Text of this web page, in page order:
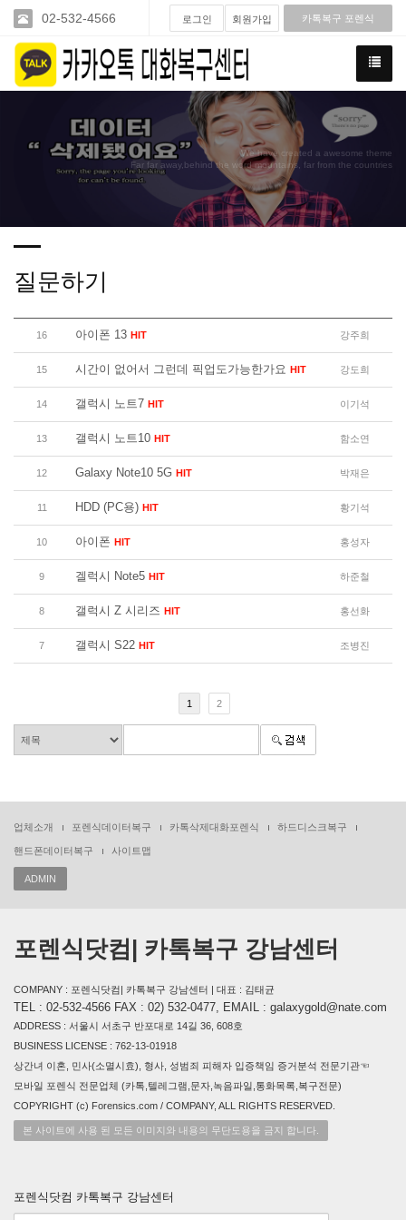
02-532-4566 로그인 회원가입 카톡복구 포렌식
We have created a awesome theme
Far far away,behind the word mountains, far from the countries
질문하기
16 아이폰 13 HIT 강주희
15 시간이 없어서 그런데 픽업도가능한가요 HIT 강도희
14 갤럭시 노트7 HIT 이기석
13 갤럭시 노트10 HIT 함소연
12 Galaxy Note10 5G HIT 박재은
11 HDD (PC용) HIT 황기석
10 아이폰 HIT 홍성자
9 겔럭시 Note5 HIT 하준철
8 갤럭시 Z 시리즈 HIT 홍선화
7 갤럭시 S22 HIT 조병진
1 2
업체소개 포렌식데이터복구 카톡삭제대화포렌식 하드디스크복구
핸드폰데이터복구 사이트맵
ADMIN
포렌식닷컴| 카톡복구 강남센터
COMPANY : 포렌식닷컴| 카톡복구 강남센터 | 대표 : 김태균
TEL : 02-532-4566 FAX : 02) 532-0477, EMAIL : galaxygold@nate.com
ADDRESS : 서울시 서초구 반포대로 14길 36, 608호
BUSINESS LICENSE : 762-13-01918
상간녀 이혼, 민사(소멸시효), 형사, 성범죄 피해자 입증책임 증거분석 전문기관☜
모바일 포렌식 전문업체 (카톡,텔레그램,문자,녹음파일,통화목록,복구전문)
COPYRIGHT (c) Forensics.com / COMPANY, ALL RIGHTS RESERVED.
본 사이트에 사용 된 모든 이미지와 내용의 무단도용을 금지 합니다.
포렌식닷컴 카톡복구 강남센터